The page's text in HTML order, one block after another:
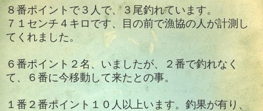
８番ポイントで３人で、３尾釣れています。
７１センチ４キロです、目の前で漁協の人が計測し
てくれました。
６番ポイント２名、いましたが、２番で釣れなく
て、６番に今移動して来たとの事。
１番２番ポイント１０人以上います。釣果が有り、